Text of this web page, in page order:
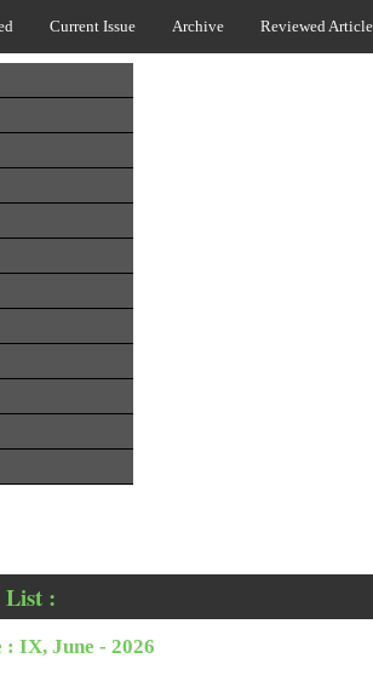
Current Issue Archive Reviewed
List :
: IX, June - 2026